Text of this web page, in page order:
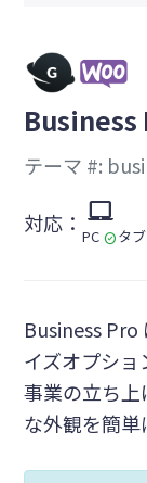
Business
テーマ #:
対応： laptop_mac
PC check_circle タ
Business Pro
イズオプシ
事業の立ち
な外観を簡単